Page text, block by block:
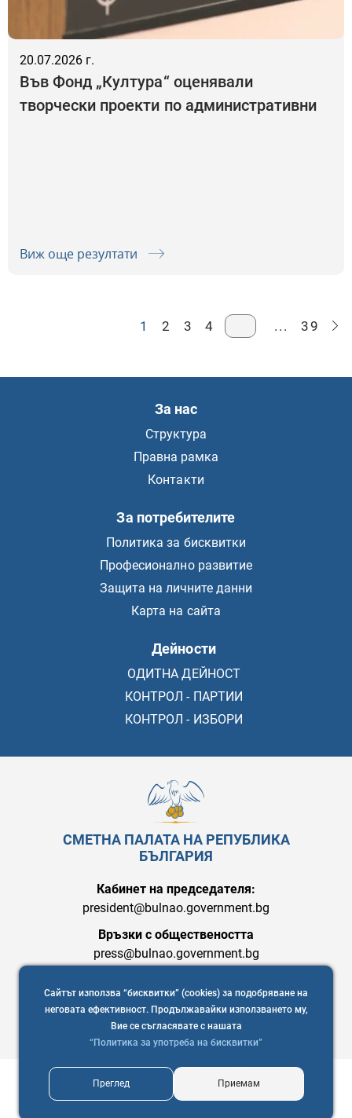
Сайтът използва “бисквитки” (cookies) за подобряване на
неговата ефективност. Продължавайки използването му,
Вие се съгласявате с нашата
“Политика за употреба на бисквитки”
Преглед Приемам
20.07.2026 г.
Във Фонд „Култура“ оценявали
творчески проекти по административни
Виж още резултати
1 2 3 4 ... 39
За нас
Структура
Правна рамка
Контакти
За потребителите
Политика за бисквитки
Професионално развитие
Защита на личните данни
Карта на сайта
Дейности
ОДИТНА ДЕЙНОСТ
КОНТРОЛ - ПАРТИИ
КОНТРОЛ - ИЗБОРИ
СМЕТНА ПАЛАТА НА РЕПУБЛИКА
БЪЛГАРИЯ
Кабинет на председателя:
president@bulnao.government.bg
Връзки с обществеността
press@bulnao.government.bg
Copyright © 2021 Сметна палата на Република България